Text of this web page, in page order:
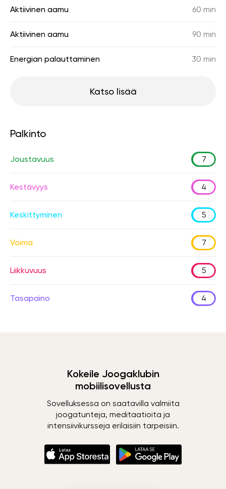
Aktiivinen aamu 60 min
Aktiivinen aamu 90 min
Energian palauttaminen 30 min
Katso lisää
Palkinto
Joustavuus 7
Kestävyys 4
Keskittyminen 5
Voima 7
Liikkuvuus 5
Tasapaino 4
Kokeile Joogaklubin
mobiilisovellusta
Sovelluksessa on saatavilla valmiita
joogatunteja, meditaatioita ja
intensiivikursseja erilaisiin tarpeisiin.